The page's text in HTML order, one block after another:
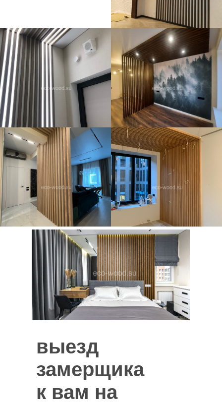
выезд
замерщика
к вам на